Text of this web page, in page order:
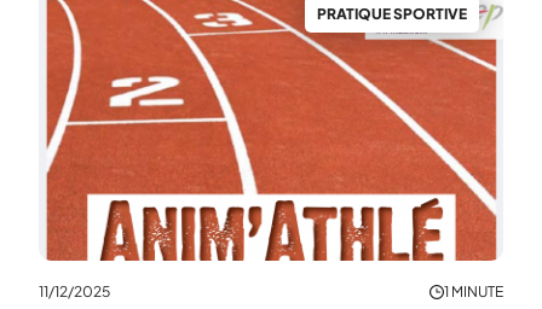
PRATIQUE SPORTIVE
11/12/2025 1 MINUTE